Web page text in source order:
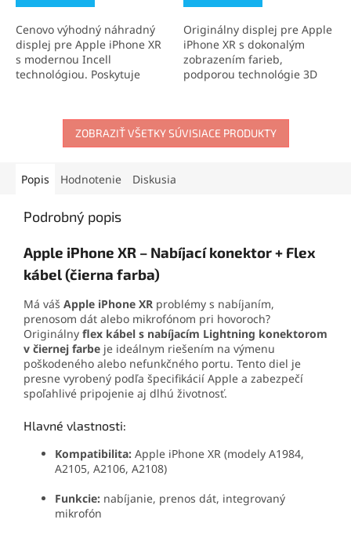
hviezdičiek.
Cenovo výhodný náhradný
displej pre Apple iPhone XR
s modernou Incell
technológiou. Poskytuje
podporu technológie 3D
Touch. Ideálna voľba na
rýchlu a spoľahlivú výmenu
hviezdičiek.
Originálny displej pre Apple
iPhone XR s dokonalým
zobrazením farieb,
podporou technológie 3D
obsahuje dotykovú plochu a
rám, čím zabezpečuje
jednoduchú a rýchlu
ZOBRAZIŤ VŠETKY SÚVISIACE PRODUKTY
Popis Hodnotenie Diskusia
Podrobný popis
Apple iPhone XR – Nabíjací konektor + Flex
kábel (čierna farba)
Má váš Apple iPhone XR problémy s nabíjaním,
prenosom dát alebo mikrofónom pri hovoroch?
Originálny flex kábel s nabíjacím Lightning konektorom
v čiernej farbe je ideálnym riešením na výmenu
poškodeného alebo nefunkčného portu. Tento diel je
presne vyrobený podľa špecifikácií Apple a zabezpečí
spoľahlivé pripojenie aj dlhú životnosť.
Hlavné vlastnosti:
Kompatibilita: Apple iPhone XR (modely A1984,
A2105, A2106, A2108)
Funkcie: nabíjanie, prenos dát, integrovaný
mikrofón